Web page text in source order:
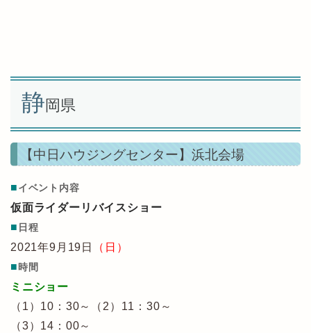
静岡県
【中日ハウジングセンター】浜北会場
■イベント内容
仮面ライダーリバイスショー
■ 日程
2021年9月19日
（日）
■時間
ミニショー
（1）10：30～（2）11：30～
（3）14：00～